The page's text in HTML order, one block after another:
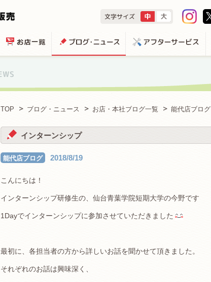
TOP ブログ・ニュース お店・本社ブログ一覧 能代店ブログ
インターンシップ
能代店ブログ 2018/8/19
こんにちは！
インターンシップ研修生の、仙台青葉学院短期大学の今野です
1Dayでインターンシップに参加させていただきました
最初に、各担当者の方から詳しいお話を聞かせて頂きました。
それぞれのお話は興味深く、